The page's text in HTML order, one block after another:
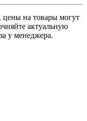
цены на товары могут
актуальную
у менеджера.